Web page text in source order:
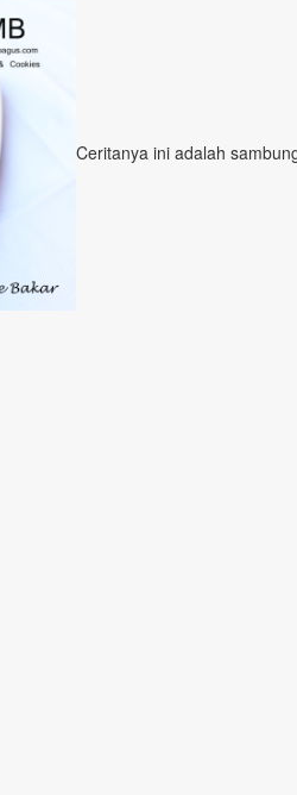
Ceritanya ini adalah